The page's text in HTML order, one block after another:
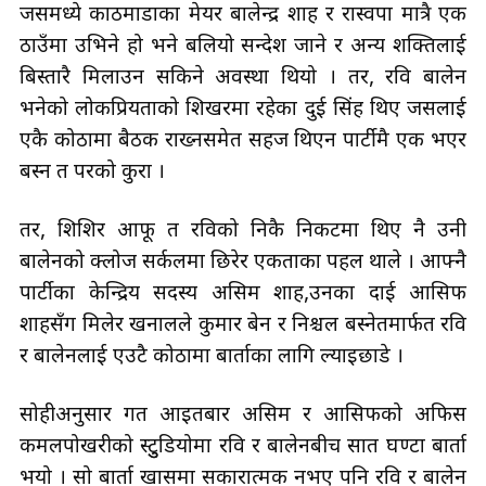
जसमध्ये काठमाडौँका मेयर बालेन्द्र शाह र रास्वपा मात्रै एक
ठाउँमा उभिने हो भने बलियो सन्देश जाने र अन्य शक्तिलाई
बिस्तारै मिलाउन सकिने अवस्था थियो । तर, रवि बालेन
भनेको लोकप्रियताको शिखरमा रहेका दुई सिंह थिए जसलाई
एकै कोठामा बैठक राख्नसमेत सहज थिएन पार्टीमै एक भएर
बस्न त परको कुरा ।
तर, शिशिर आफू त रविको निकै निकटमा थिए नै उनी
बालेनको क्लोज सर्कलमा छिरेर एकताका पहल थाले । आफ्नै
पार्टीका केन्द्रिय सदस्य असिम शाह,उनका दाई आसिफ
शाहसँग मिलेर खनालले कुमार बेन र निश्चल बस्नेतमार्फत रवि
र बालेनलाई एउटै कोठामा बार्ताका लागि ल्याइछाडे ।
सोहीअनुसार गत आइतबार असिम र आसिफको अफिस
कमलपोखरीको स्टुुडियोमा रवि र बालेनबीच सात घण्टा बार्ता
भयो । सो बार्ता खासमा सकारात्मक नभए पनि रवि र बालेन